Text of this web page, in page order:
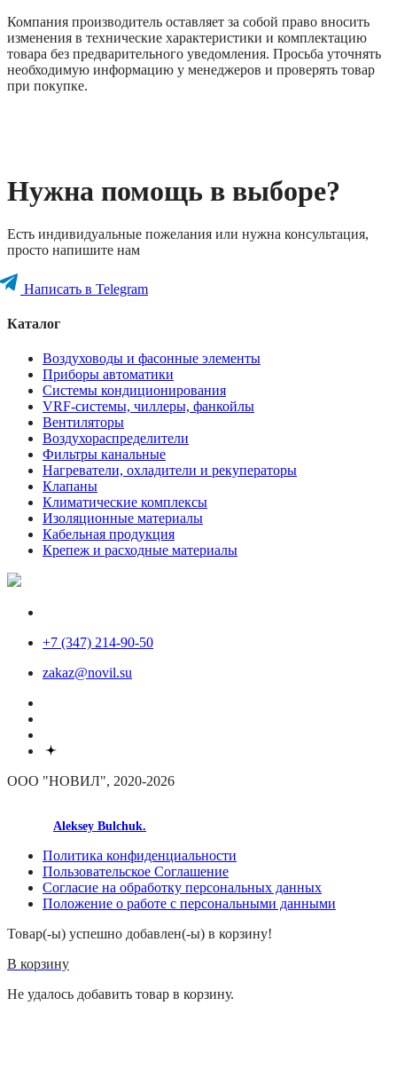
Компания производитель оставляет за собой право вносить
изменения в технические характеристики и комплектацию
товара без предварительного уведомления. Просьба уточнять
необходимую информацию у менеджеров и проверять товар
при покупке.
Нужна помощь в выборе?
Есть индивидуальные пожелания или нужна консультация,
просто напишите нам
Написать в Telegram
Каталог
Воздуховоды и фасонные элементы
Приборы автоматики
Системы кондиционирования
VRF-системы, чиллеры, фанкойлы
Вентиляторы
Воздухораспределители
Фильтры канальные
Нагреватели, охладители и рекуператоры
Клапаны
Климатические комплексы
Изоляционные материалы
Кабельная продукция
Крепеж и расходные материалы
+7 (347) 214-90-50
zakaz@novil.su
ООО "НОВИЛ", 2020-2026
Aleksey Bulchuk.
Политика конфиденциальности
Пользовательское Соглашение
Согласие на обработку персональных данных
Положение о работе с персональными данными
Товар(-ы) успешно добавлен(-ы) в корзину!
В корзину
Не удалось добавить товар в корзину.